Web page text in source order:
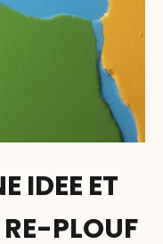
IDEE ET
PLOUF